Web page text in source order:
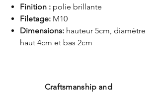
Finition : polie brillante
Filetage: M10
Dimensions: hauteur 5cm, diamètre
haut 4cm et bas 2cm
Craftsmanship and